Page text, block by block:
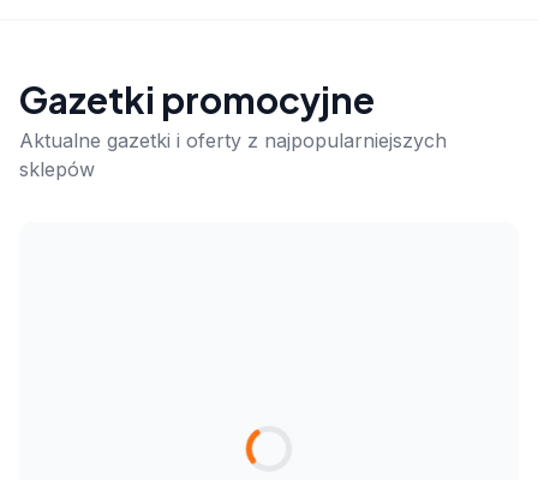
Gazetki promocyjne
Aktualne gazetki i oferty z najpopularniejszych
sklepów